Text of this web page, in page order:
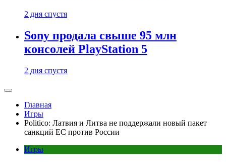
2 дня спустя
Sony продала свыше 95 млн
консолей PlayStation 5
2 дня спустя
Главная
Игры
Politico: Латвия и Литва не поддержали новый пакет
санкций ЕС против России
Игры